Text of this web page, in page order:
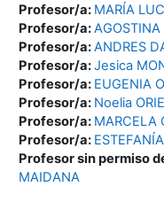
Profesor/a: MARÍA
Profesor/a:AGOSTINA
Profesor/a:ANDRES
Profesor/a:Jesica
Profesor/a: EUGENIA
Profesor/a: Noelia
Profesor/a: MARCELA
Profesor/a:
Profesor sin permiso
MAIDANA